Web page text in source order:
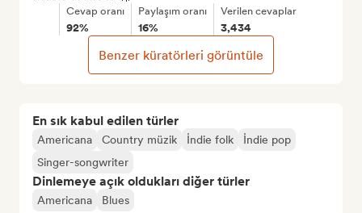
En sık kabul edilen türler
Americana Country müzik İndie folk
İndie pop
Singer-songwriter
Dinlemeye açık oldukları diğer türler
Americana Blues
Cevap oranı
92%
Paylaşım oranı
16%
Verilen cevaplar
3,434
Benzer küratörleri görüntüle